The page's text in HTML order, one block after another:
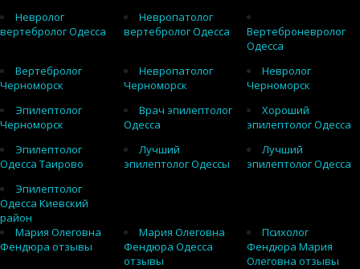
Невролог
вертебролог Одесса
Невропатолог
вертебролог Одесса
Вертеброневролог
Одесса
Вертебролог
Черноморск
Невропатолог
Черноморск
Невролог
Черноморск
Эпилептолог
Черноморск
Врач эпилептолог
Одесса
Хороший
эпилептолог Одесса
Эпилептолог
Одесса Таирово
Лучший
эпилептолог Одессы
Лучший
эпилептолог Одесса
Эпилептолог
Одесса Киевский
район
Мария Олеговна
Фендюра отзывы
Мария Олеговна
Фендюра Одесса
отзывы
Психолог
Фендюра Мария
Олеговна отзывы